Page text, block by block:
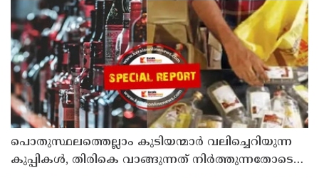
ശക്തമായ പ്രതിഷേധത്തിലേക്ക്
പൊതുസ്ഥലത്തെല്ലാം കുടിയന്മാര്‍ വലിച്ചെറിയുന്ന
കുപ്പികള്‍, തിരികെ വാങ്ങുന്നത് നിര്‍ത്തുന്നതോടെ